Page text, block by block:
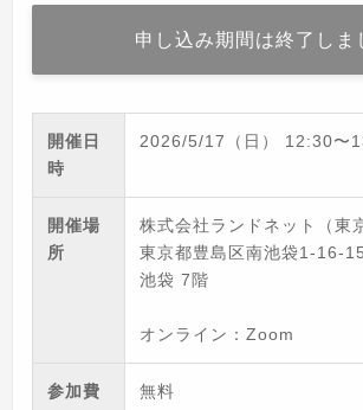
申し込み期間は終了しま
開催日
時
2026/5/17（日） 12:30〜
開催場
所
株式会社ランドネット（東
東京都豊島区南池袋1-16-
池袋 7階
オンライン：Zoom
参加費 無料